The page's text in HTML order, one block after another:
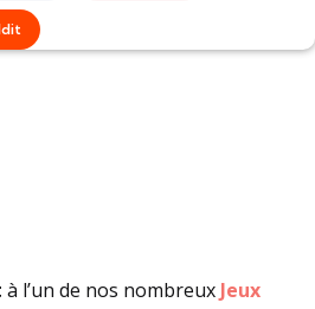
à l’un de nos nombreux Jeux